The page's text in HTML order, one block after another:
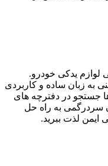
لوازم یدکی خودرو.
به زبان ساده و کاربردی
در دفترچه‌ های
سردرگمی به راه حل
ایمن لذت ببرید.